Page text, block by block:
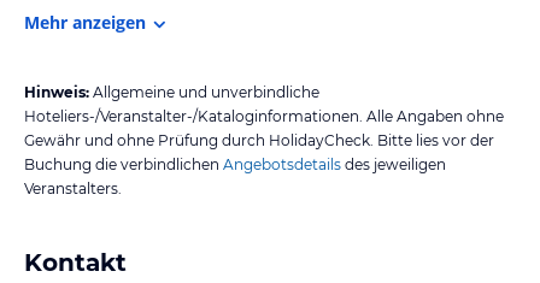
Mehr anzeigen
Hinweis: Allgemeine und unverbindliche
Hoteliers-/Veranstalter-/Kataloginformationen. Alle Angaben ohne
Gewähr und ohne Prüfung durch HolidayCheck. Bitte lies vor der
Buchung die verbindlichen Angebotsdetails des jeweiligen
Veranstalters.
Kontakt